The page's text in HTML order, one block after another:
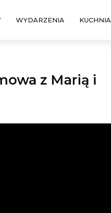
WYDARZENIA KUCHNIA
z Marią i